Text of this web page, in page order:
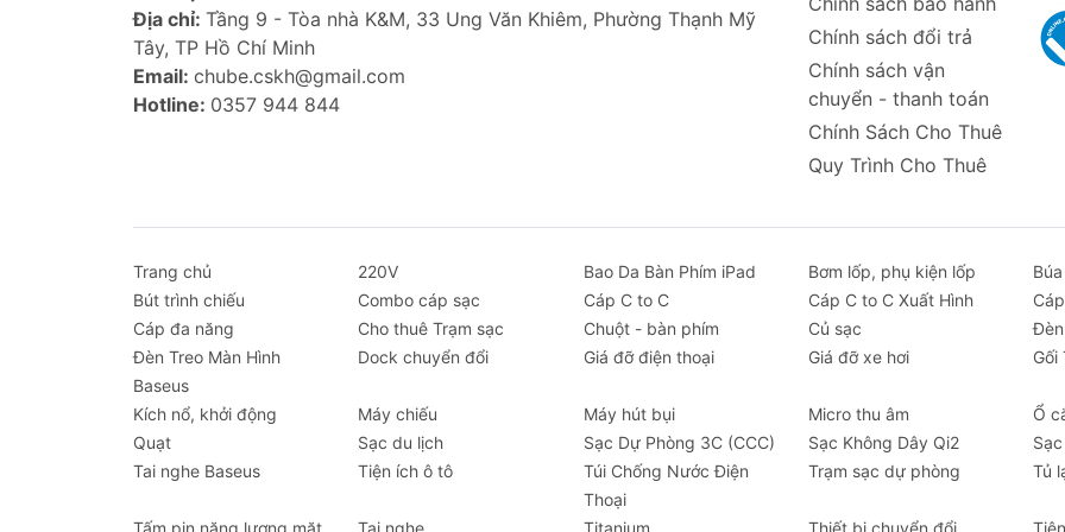
Khả năng thấm hút vượt trội: Thấm hút lượng nước gấp 5-6 lần trọng lượng khăn, giúp lau
nhanh chóng.
Không biến dạng:Chịu được nhiệt độ cao, không bị co rút hay biến dạng sau nhiều lần giặt.
Độ bền cao:Màu sắc chống bám bẩn, đường may chắc chắn, đảm bảo tuổi thọ lâu dài.
Sử dụng được cho nhiều mục đích khác nhau như lau nội thất, ngoại thất xe, lau
Địa chỉ: Tầng 9 - Tòa nhà K&M, 33 Ung Văn Khiêm, Phường Thạnh Mỹ
Tây, TP Hồ Chí Minh
Email: chube.cskh@gmail.com
Hotline: 0357 944 844
Chính sách đổi trả
Chính sách vận
chuyển - thanh toán
Chính Sách Cho Thuê
Quy Trình Cho Thuê
Trang chủ 220V Bao Da Bàn Phím iPad Bơm lốp, phụ kiện lốp
Bút trình chiếu
Combo cáp sạc Cáp C to C Cáp C to C Xuất Hình
Cáp đa năng
Cho thuê Trạm sạc Chuột - bàn phím Củ sạc
Đèn Treo Màn Hình
Baseus
Dock chuyển đổi Giá đỡ điện thoại Giá đỡ xe hơi Gối
Kích nổ, khởi động Máy chiếu Máy hút bụi Micro thu âm
Ổ
Quạt
Sạc du lịch Sạc Dự Phòng 3C (CCC) Sạc Không Dây Qi2
Tai nghe Baseus
Tiện ích ô tô
Túi Chống Nước Điện
Thoại
Trạm sạc dự phòng Tủ
Tấm pin năng lượng mặt Tai nghe Titanium Thiết bị chuyển đổi